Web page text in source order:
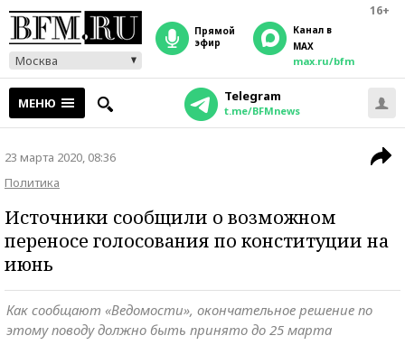
16+
Москва
прямой
эфир
Канал в
MAX
max.ru/bfm
МЕНЮ Telegram
t.me/BFMnews
23 марта 2020, 08:36
Политика
Источники сообщили о возможном
переносе голосования по конституции на
июнь
Как сообщают «Ведомости», окончательное решение по
этому поводу должно быть принято до 25 марта